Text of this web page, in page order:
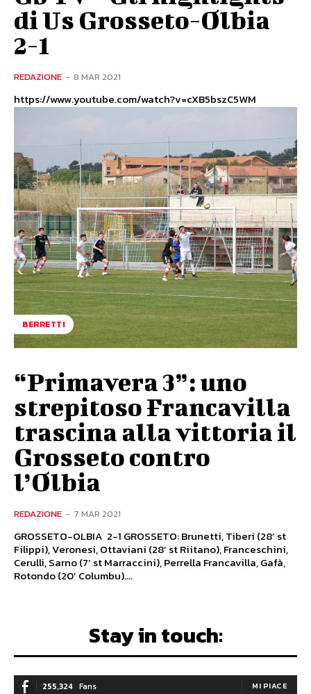
di Us Grosseto-Olbia
2-1
REDAZIONE - 8 MAR 2021
https://www.youtube.com/watch?v=cXB5bszC5WM
BERRETTI
“Primavera 3”: uno
strepitoso Francavilla
trascina alla vittoria il
Grosseto contro
l’Olbia
REDAZIONE - 7 MAR 2021
GROSSETO-OLBIA 2-1 GROSSETO: Brunetti, Tiberi (28’ st
Filippi), Veronesi, Ottaviani (28’ st Riitano), Franceschini,
Cerulli, Sarno (7’ st Marraccini), Perrella Francavilla, Gafà,
Rotondo (20’ Columbu)....
Stay in touch:
255,324 Fans MI PIACE